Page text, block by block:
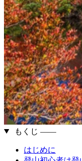
もくじ ――
はじめに